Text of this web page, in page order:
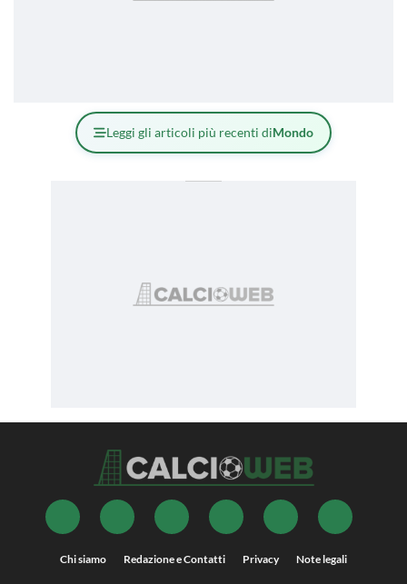
Leggi gli articoli più recenti diMondo
Chi siamo Redazione e Contatti Privacy Note legali